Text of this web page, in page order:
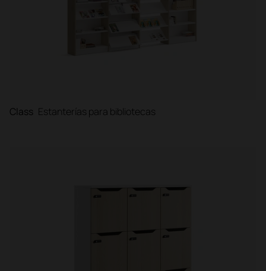
Class Estanterías para bibliotecas